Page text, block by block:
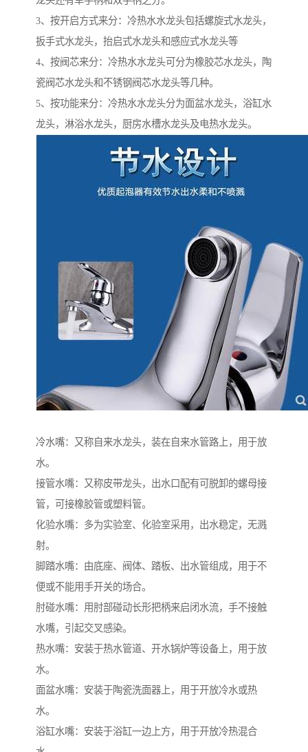
3、按开启方式来分：冷热水水龙头包括螺旋式水龙头，
扳手式水龙头，抬启式水龙头和感应式水龙头等
4、按阀芯来分：冷热水水龙头可分为橡胶芯水龙头，陶
瓷阀芯水龙头和不锈钢阀芯水龙头等几种。
5、按功能来分：冷热水水龙头分为面盆水龙头，浴缸水
龙头，淋浴水龙头，厨房水槽水龙头及电热水龙头。
冷水嘴：又称自来水龙头，装在自来水管路上，用于放
水。
接管水嘴：又称皮带龙头，出水口配有可脱卸的螺母接
管，可接橡胶管或塑料管。
化验水嘴：多为实验室、化验室采用，出水稳定，无溅
射。
脚踏水嘴：由底座、阀体、踏板、出水管组成，用于不
便或不能用手开关的场合。
肘碰水嘴：用肘部碰动长形把柄来启闭水流，手不接触
水嘴，引起交叉感染。
热水嘴：安装于热水管道、开水锅炉等设备上，用于放
水。
面盆水嘴：安装于陶瓷洗面器上，用于开放冷水或热
水。
浴缸水嘴：安装于浴缸一边上方，用于开放冷热混合